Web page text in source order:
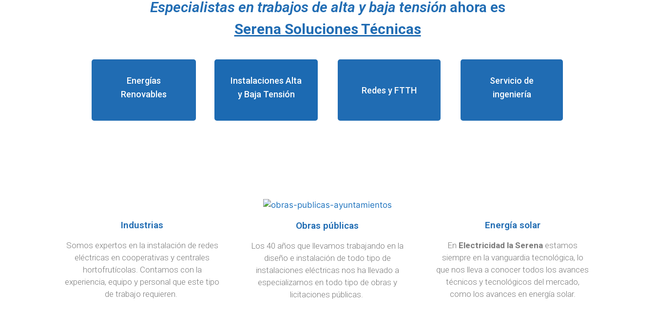
Especialistas en trabajos de alta y baja tensión ahora es
Serena Soluciones Técnicas
Energías
Renovables
Instalaciones Alta
y Baja Tensión
Redes y FTTH
Servicio de
ingeniería
Industrias
Somos expertos en la instalación de redes
eléctricas en cooperativas y centrales
hortofrutícolas. Contamos con la
experiencia, equipo y personal que este tipo
de trabajo requieren.
Obras públicas
Los 40 años que llevamos trabajando en la
diseño e instalación de todo tipo de
instalaciones eléctricas nos ha llevado a
especializarnos en todo tipo de obras y
licitaciones públicas.
Energía solar
En Electricidad la Serena estamos
siempre en la vanguardia tecnológica, lo
que nos lleva a conocer todos los avances
técnicos y tecnológicos del mercado,
como los avances en energía solar.